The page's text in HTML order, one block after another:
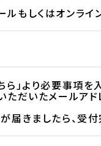
ルもしくはオンラ
ら」より必要事項を
ただいたメールア
届きましたら、受付